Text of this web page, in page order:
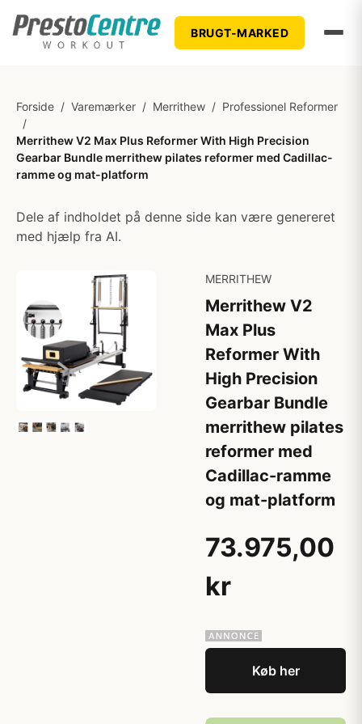
BRUGT-MARKED
Forside / Varemærker / Merrithew / Professionel Reformer
/
Merrithew V2 Max Plus Reformer With High Precision
Gearbar Bundle merrithew pilates reformer med Cadillac-
ramme og mat-platform
Dele af indholdet på denne side kan være genereret
med hjælp fra AI.
MERRITHEW
Merrithew V2
Max Plus
Reformer With
High Precision
Gearbar Bundle
merrithew pilates
reformer med
Cadillac-ramme
og mat-platform
73.975,00
kr
Køb her